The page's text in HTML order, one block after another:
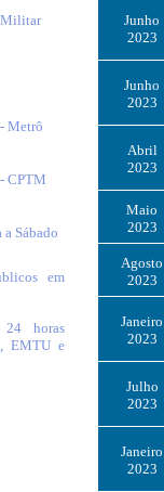
Militar
Metrô
CPTM
Sábado
em
horas
EMTU e
Junho
2023
Junho
2023
Abril
2023
Maio
2023
Agosto
2023
Janeiro
2023
Julho
2023
Janeiro
2023